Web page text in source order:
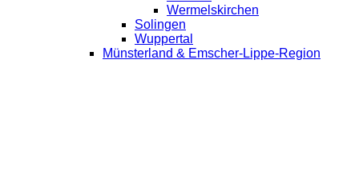
Wermelskirchen
Solingen
Wuppertal
Münsterland & Emscher-Lippe-Region